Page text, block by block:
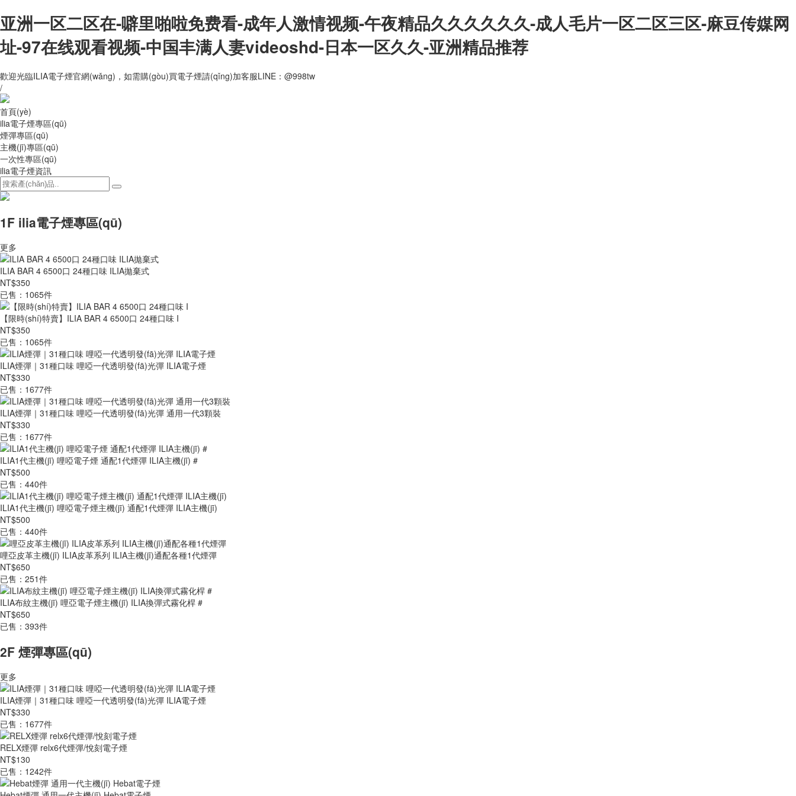
亚洲一区二区在-噼里啪啦免费看-成年人激情视频-午夜精品久久久久久久-成人毛片一区二区三区-麻豆传媒网
址-97在线观看视频-中国丰满人妻videoshd-日本一区久久-亚洲精品推荐
歡迎光臨ILIA電子煙官網(wǎng)，如需購(gòu)買電子煙請(qǐng)加客服LINE：@998tw
/
首頁(yè)
ilia電子煙專區(qū)
煙彈專區(qū)
主機(jī)專區(qū)
一次性專區(qū)
ilia電子煙資訊
1F ilia電子煙專區(qū)
更多
ILIA BAR 4 6500口 24種口味 ILIA拋棄式
NT$350
已售：1065件
【限時(shí)特賣】ILIA BAR 4 6500口 24種口味 I
NT$350
已售：1065件
ILIA煙彈｜31種口味 哩啞一代透明發(fā)光彈 ILIA電子煙
NT$330
已售：1677件
ILIA煙彈｜31種口味 哩啞一代透明發(fā)光彈 通用一代3顆裝
NT$330
已售：1677件
ILIA1代主機(jī) 哩啞電子煙 通配1代煙彈 ILIA主機(jī) #
NT$500
已售：440件
ILIA1代主機(jī) 哩啞電子煙主機(jī) 通配1代煙彈 ILIA主機(jī)
NT$500
已售：440件
哩亞皮革主機(jī) ILIA皮革系列 ILIA主機(jī)通配各種1代煙彈
NT$650
已售：251件
ILIA布紋主機(jī) 哩亞電子煙主機(jī) ILIA換彈式霧化桿 #
NT$650
已售：393件
2F 煙彈專區(qū)
更多
ILIA煙彈｜31種口味 哩啞一代透明發(fā)光彈 ILIA電子煙
NT$330
已售：1677件
RELX煙彈 relx6代煙彈/悅刻電子煙
NT$130
已售：1242件